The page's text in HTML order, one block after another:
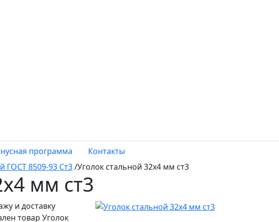
программа
Контакты
ГОСТ 8509-93 Ст3/Уголок стальной 32х4 мм ст3
мм ст3
и доставку
товар Уголок